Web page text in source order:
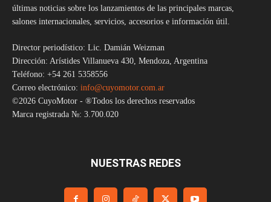
últimas noticias sobre los lanzamientos de las principales marcas,
salones internacionales, servicios, accesorios e información útil.
Director periodístico: Lic. Damián Weizman
Dirección: Arístides Villanueva 430, Mendoza, Argentina
Teléfono: +54 261 5358556
Correo electrónico: info@cuyomotor.com.ar
©2026 CuyoMotor - ®Todos los derechos reservados
Marca registrada №: 3.700.020
NUESTRAS REDES